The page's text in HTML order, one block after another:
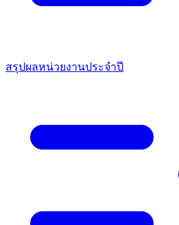
สรุปผลหน่วยงานประจำปี